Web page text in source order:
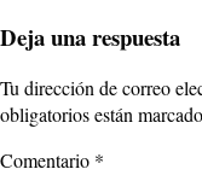
Deja una respuesta
Tu dirección de correo
obligatorios están
Comentario *